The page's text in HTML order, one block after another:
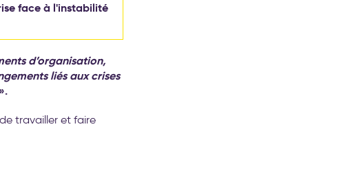
face à l'instabilité
d’organisation,
liés aux crises
travailler et faire